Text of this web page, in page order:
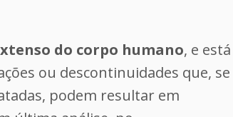
do corpo humano, e está
ou descontinuidades que, se
podem resultar em